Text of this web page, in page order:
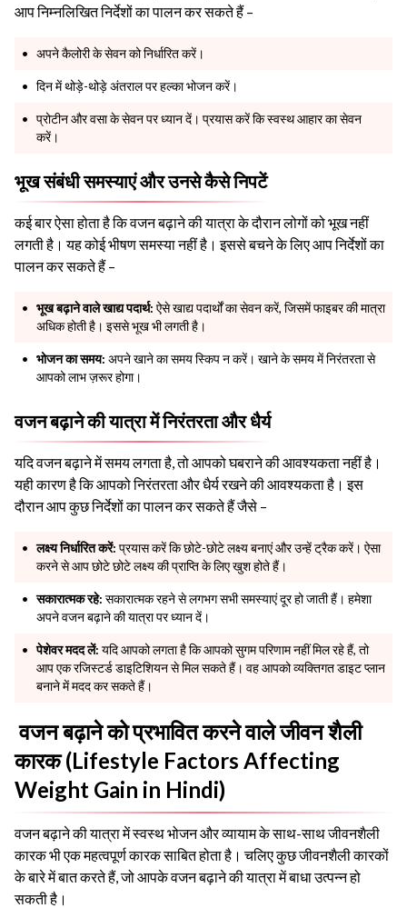
आप निम्नलिखित निर्देशों का पालन कर सकते हैं –
अपने कैलोरी के सेवन को निर्धारित करें।
दिन में थोड़े-थोड़े अंतराल पर हल्का भोजन करें।
प्रोटीन और वसा के सेवन पर ध्यान दें। प्रयास करें कि स्वस्थ आहार का सेवन
करें।
भूख संबंधी समस्याएं और उनसे कैसे निपटें
कई बार ऐसा होता है कि वजन बढ़ाने की यात्रा के दौरान लोगों को भूख नहीं
लगती है। यह कोई भीषण समस्या नहीं है। इससे बचने के लिए आप निर्देशों का
पालन कर सकते हैं –
भूख बढ़ाने वाले खाद्य पदार्थ: ऐसे खाद्य पदार्थों का सेवन करें, जिसमें फाइबर की मात्रा
अधिक होती है। इससे भूख भी लगती है।
भोजन का समय: अपने खाने का समय स्किप न करें। खाने के समय में निरंतरता से
आपको लाभ ज़रूर होगा।
वजन बढ़ाने की यात्रा में निरंतरता और धैर्य
यदि वजन बढ़ाने में समय लगता है, तो आपको घबराने की आवश्यकता नहीं है।
यही कारण है कि आपको निरंतरता और धैर्य रखने की आवश्यकता है। इस
दौरान आप कुछ निर्देशों का पालन कर सकते हैं जैसे –
लक्ष्य निर्धारित करें: प्रयास करें कि छोटे-छोटे लक्ष्य बनाएं और उन्हें ट्रैक करें। ऐसा
करने से आप छोटे छोटे लक्ष्य की प्राप्ति के लिए खुश होते हैं।
सकारात्मक रहे: सकारात्मक रहने से लगभग सभी समस्याएं दूर हो जाती हैं। हमेशा
अपने वजन बढ़ाने की यात्रा पर ध्यान दें।
पेशेवर मदद लें: यदि आपको लगता है कि आपको सुगम परिणाम नहीं मिल रहे हैं, तो
आप एक रजिस्टर्ड डाइटिशियन से मिल सकते हैं। वह आपको व्यक्तिगत डाइट प्लान
बनाने में मदद कर सकते हैं।
वजन बढ़ाने को प्रभावित करने वाले जीवन शैली
कारक (Lifestyle Factors Affecting
Weight Gain in Hindi)
वजन बढ़ाने की यात्रा में स्वस्थ भोजन और व्यायाम के साथ-साथ जीवनशैली
कारक भी एक महत्वपूर्ण कारक साबित होता है। चलिए कुछ जीवनशैली कारकों
के बारे में बात करते हैं, जो आपके वजन बढ़ाने की यात्रा में बाधा उत्पन्न हो
सकती है।